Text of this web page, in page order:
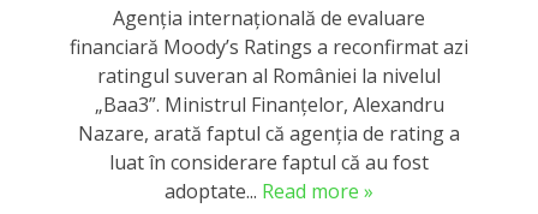
Agenția internațională de evaluare
financiară Moody’s Ratings a reconfirmat azi
ratingul suveran al României la nivelul
„Baa3”. Ministrul Finanțelor, Alexandru
Nazare, arată faptul că agenția de rating a
luat în considerare faptul că au fost
adoptate... Read more »